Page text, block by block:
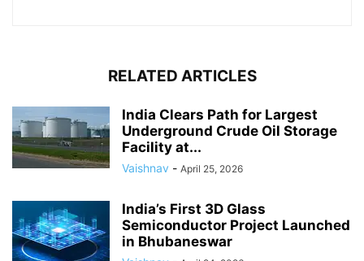
RELATED ARTICLES
India Clears Path for Largest
Underground Crude Oil Storage
Facility at...
Vaishnav - April 25, 2026
India’s First 3D Glass
Semiconductor Project Launched
in Bhubaneswar